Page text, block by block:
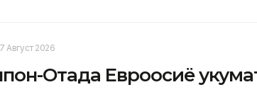
Август 2026
Отада Евроосиё